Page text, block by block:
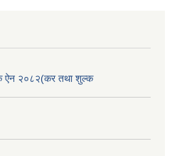
ऐन २०८२(कर तथा शुल्क